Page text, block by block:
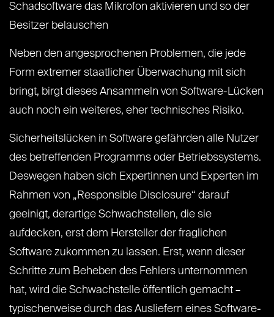
Schadsoftware das Mikrofon aktivieren und so der
Besitzer belauschen
Neben den angesprochenen Problemen, die jede
Form extremer staatlicher Überwachung mit sich
bringt, birgt dieses Ansammeln von Software-Lücken
auch noch ein weiteres, eher technisches Risiko.
Sicherheitslücken in Software gefährden alle Nutzer
des betreffenden Programms oder Betriebssystems.
Deswegen haben sich Expertinnen und Experten im
Rahmen von „Responsible Disclosure“ darauf
geeinigt, derartige Schwachstellen, die sie
aufdecken, erst dem Hersteller der fraglichen
Software zukommen zu lassen. Erst, wenn dieser
Schritte zum Beheben des Fehlers unternommen
hat, wird die Schwachstelle öffentlich gemacht –
typischerweise durch das Ausliefern eines Software-